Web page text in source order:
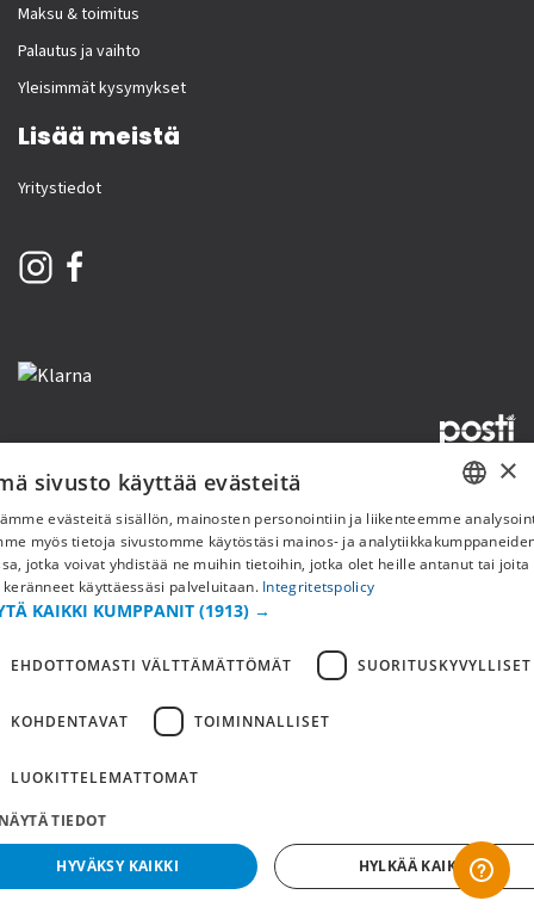
Maksu & toimitus
Palautus ja vaihto
Yleisimmät kysymykset
Lisää meistä
Yritystiedot
Copyright © 2019 This site is Licensed to 377 Sport AB TietosuojakäytäntöEvästeet
FI
×
sivusto käyttää evästeitä
evästeitä sisällön, mainosten personointiin ja liikenteemme
myös tietoja sivustomme käytöstäsi mainos- ja
jotka voivat yhdistää ne muihin tietoihin, jotka olet heille antanut tai joita
keränneet käyttäessäsi palveluitaan. Integritetspolicy
KAIKKI KUMPPANIT (1913) →
EHDOTTOMASTI VÄLTTÄMÄTTÖMÄT SUORITUSKYVYLLISET
KOHDENTAVAT TOIMINNALLISET
LUOKITTELEMATTOMAT
TIEDOT
HYVÄKSY KAIKKI HYLKÄÄ KAIKKI